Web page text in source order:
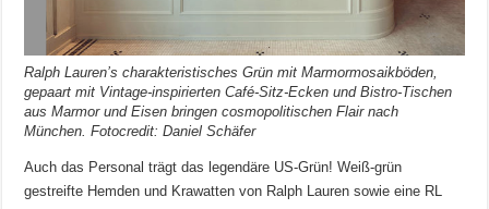
Ralph Lauren’s charakteristisches Grün mit Marmormosaikböden,
gepaart mit Vintage-inspirierten Café-Sitz-Ecken und Bistro-Tischen
aus Marmor und Eisen bringen cosmopolitischen Flair nach
München. Fotocredit: Daniel Schäfer
Auch das Personal trägt das legendäre US-Grün! Weiß-grün
gestreifte Hemden und Krawatten von Ralph Lauren sowie eine RL